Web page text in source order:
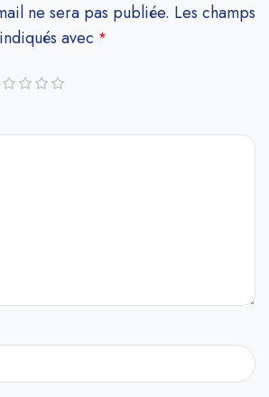
ne sera pas publiée. Les champs
avec *